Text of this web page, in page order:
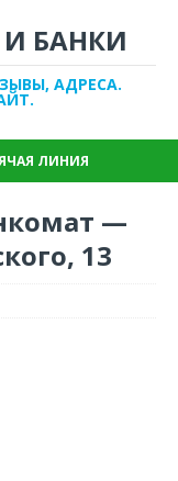
БАНКИ
АДРЕСА.
ЛИНИЯ
—
13